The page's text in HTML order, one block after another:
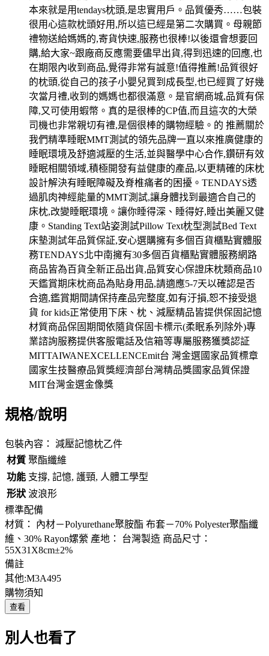
規格/說明
包裝內容： 減壓記憶枕乙件
材質 聚酯纖維
功能 支撐, 記憶, 護頸, 人體工學型
形狀 波浪形
標準配備
材質： 內材－Polyurethane聚胺酯 布套－70% Polyester聚酯纖
維、30% Rayon嫘縈 產地： 台灣製造 商品尺寸：
55X31X8cm±2%
備註
其他:M3A495
購物須知
查看
別人也看了